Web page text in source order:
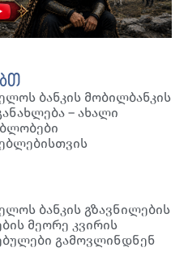
ბანკის მობილბანკის
– ახალი
ბანკის გზავნილების
მეორე კვირის
გამოვლინდნენ